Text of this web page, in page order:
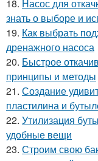
18. Насос для
знать о выборе и
19. Как выбрать
дренажного насоса
20. Быстрое
принципы и методы
21. Создание
пластилина и
22. Утилизация
удобные вещи
23. Строим свою